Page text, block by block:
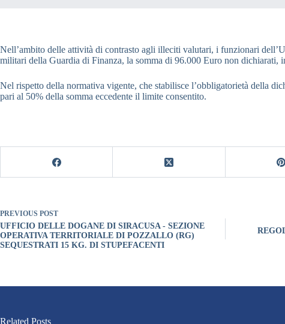
Nell’ambito delle attività di contrasto agli illeciti valutari, i funzionari
militari della Guardia di Finanza, la somma di 96.000 Euro non dichiarati,
Nel rispetto della normativa vigente, che stabilisce l’obbligatorietà della
pari al 50% della somma eccedente il limite consentito.
PREVIOUS POST
UFFICIO DELLE DOGANE DI SIRACUSA - SEZIONE
OPERATIVA TERRITORIALE DI POZZALLO (RG)
SEQUESTRATI 15 KG. DI STUPEFACENTI
Related Posts